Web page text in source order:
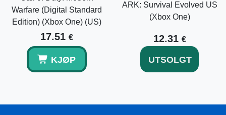
Warfare (Digital Standard
Edition) (Xbox One) (US)
17.51 €
KJØP
ARK: Survival Evolved US
(Xbox One)
12.31 €
UTSOLGT